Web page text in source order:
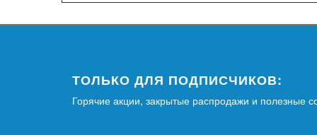
ТОЛЬКО ДЛЯ ПОДПИСЧИКОВ:
Горячие акции, закрытые распродажи и полезные